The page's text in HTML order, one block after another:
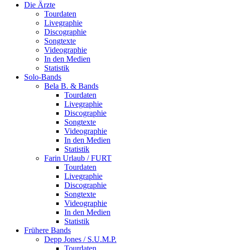
Die Ärzte
Tourdaten
Livegraphie
Discographie
Songtexte
Videographie
In den Medien
Statistik
Solo-Bands
Bela B. & Bands
Tourdaten
Livegraphie
Discographie
Songtexte
Videographie
In den Medien
Statistik
Farin Urlaub / FURT
Tourdaten
Livegraphie
Discographie
Songtexte
Videographie
In den Medien
Statistik
Frühere Bands
Depp Jones / S.U.M.P.